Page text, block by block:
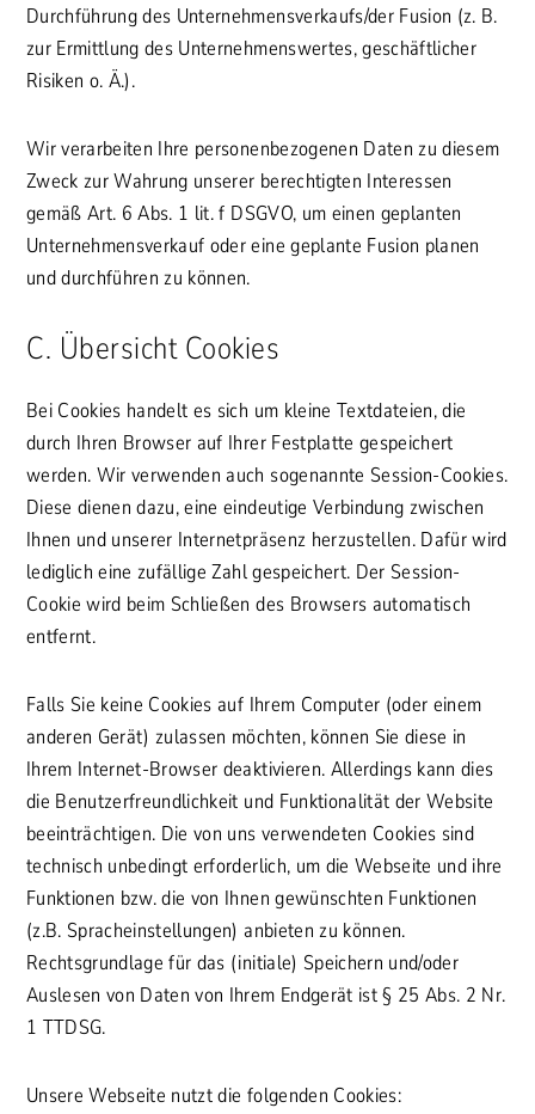
Durchführung des Unternehmensverkaufs/der Fusion (z. B.
zur Ermittlung des Unternehmenswertes, geschäftlicher
Risiken o. Ä.).
Wir verarbeiten Ihre personenbezogenen Daten zu diesem
Zweck zur Wahrung unserer berechtigten Interessen
gemäß Art. 6 Abs. 1 lit. f DSGVO, um einen geplanten
Unternehmensverkauf oder eine geplante Fusion planen
und durchführen zu können.
C. Übersicht Cookies
Bei Cookies handelt es sich um kleine Textdateien, die
durch Ihren Browser auf Ihrer Festplatte gespeichert
werden. Wir verwenden auch sogenannte Session-Cookies.
Diese dienen dazu, eine eindeutige Verbindung zwischen
Ihnen und unserer Internetpräsenz herzustellen. Dafür wird
lediglich eine zufällige Zahl gespeichert. Der Session-
Cookie wird beim Schließen des Browsers automatisch
entfernt.
Falls Sie keine Cookies auf Ihrem Computer (oder einem
anderen Gerät) zulassen möchten, können Sie diese in
Ihrem Internet-Browser deaktivieren. Allerdings kann dies
die Benutzerfreundlichkeit und Funktionalität der Website
beeinträchtigen. Die von uns verwendeten Cookies sind
technisch unbedingt erforderlich, um die Webseite und ihre
Funktionen bzw. die von Ihnen gewünschten Funktionen
(z.B. Spracheinstellungen) anbieten zu können.
Rechtsgrundlage für das (initiale) Speichern und/oder
Auslesen von Daten von Ihrem Endgerät ist § 25 Abs. 2 Nr.
1 TTDSG.
Unsere Webseite nutzt die folgenden Cookies: